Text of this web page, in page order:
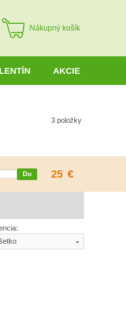
Prihlásiť
Nákupný košík
AKCIE
3 položky
25 €